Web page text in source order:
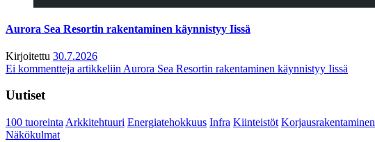
Aurora Sea Resortin rakentaminen käynnistyy Iissä
Kirjoitettu 30.7.2026
Ei kommentteja artikkeliin Aurora Sea Resortin rakentaminen käynnistyy Iissä
Uutiset
100 tuoreinta Arkkitehtuuri Energiatehokkuus Infra Kiinteistöt Korjausrakentaminen
Näkökulmat